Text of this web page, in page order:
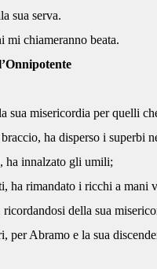
sua serva.
mi chiameranno beata.
sua misericordia per quelli
ha disperso i superbi
ha innalzato gli umili;
ha rimandato i ricchi a mani
della sua
per Abramo e la sua